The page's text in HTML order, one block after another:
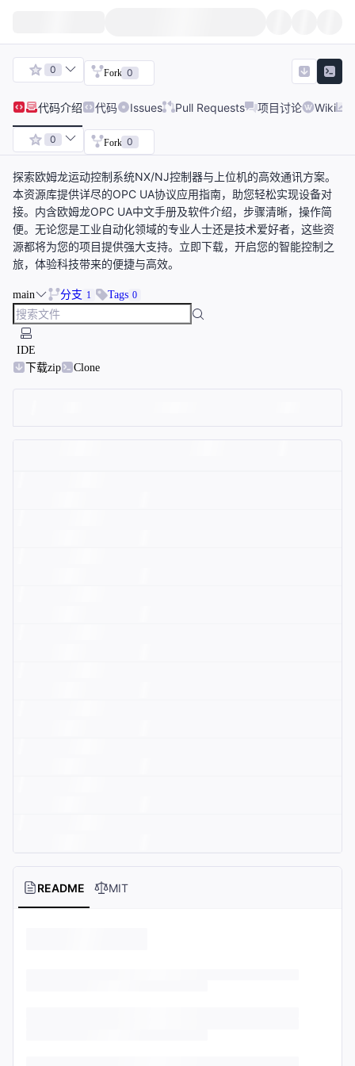
0 Fork 0
代码介绍 代码 Issues Pull Requests 项目讨论 Wiki
0 Fork 0
探索欧姆龙运动控制系统NX/NJ控制器与上位机的高效通讯方案。
本资源库提供详尽的OPC UA协议应用指南，助您轻松实现设备对
接。内含欧姆龙OPC UA中文手册及软件介绍，步骤清晰，操作简
便。无论您是工业自动化领域的专业人士还是技术爱好者，这些资
源都将为您的项目提供强大支持。立即下载，开启您的智能控制之
旅，体验科技带来的便捷与高效。
main 分支 1 Tags 0
IDE
下载zip
Clone
README MIT